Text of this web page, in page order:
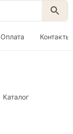
Оплата Контакты
Каталог